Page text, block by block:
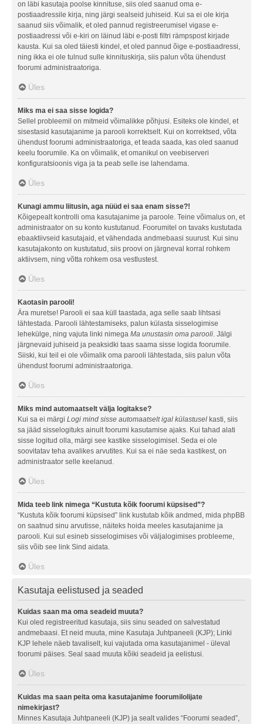
on läbi kasutaja poolse kinnituse, siis oled saanud oma e-
postiaadressile kirja, ning järgi sealseid juhiseid. Kui sa ei ole kirja
saanud siis võimalik, et oled pannud registreerumisel vigase e-
postiaadressi või e-kiri on läinud läbi e-posti filtri rämpspost kirjade
kausta. Kui sa oled täiesti kindel, et oled pannud õige e-postiaadressi,
ning ikka ei ole tulnud sulle kinnituskirja, siis palun võta ühendust
foorumi administraatoriga.
Üles
Miks ma ei saa sisse logida?
Sellel probleemil on mitmeid võimalikke põhjusi. Esiteks ole kindel, et
sisestasid kasutajanime ja parooli korrektselt. Kui on korrektsed, võta
ühendust foorumi administraatoriga, et teada saada, kas oled saanud
keelu foorumile. Ka on võimalik, et omanikul on veebiserveri
konfiguratsioonis viga ja ta peab selle ise lahendama.
Üles
Kunagi ammu liitusin, aga nüüd ei saa enam sisse?!
Kõigepealt kontrolli oma kasutajanime ja paroole. Teine võimalus on, et
administraator on su konto kustutanud. Foorumitel on tavaks kustutada
ebaaktiivseid kasutajaid, et vähendada andmebaasi suurust. Kui sinu
kasutajakonto on kustutatud, siis proovi on järgneval korral rohkem
aktiivsem, ning võtta rohkem osa vestlustest.
Üles
Kaotasin parooli!
Ära muretse! Parooli ei saa küll taastada, aga selle saab lihtsasi
lähtestada. Parooli lähtestamiseks, palun külasta sisselogimise
lehekülge, ning vajuta linki nimega Ma unustasin oma parooli. Jälgi
järgnevaid juhiseid ja peaksidki taas saama sisse logida foorumile.
Siiski, kui teil ei ole võimalik oma parooli lähtestada, siis palun võta
ühendust foorumi administraatoriga.
Üles
Miks mind automaatselt välja logitakse?
Kui sa ei märgi Logi mind sisse automaatselt igal külastusel kasti, siis
sa jääd sisselogituks ainult foorumi kasutamise ajaks. Kui tahad alati
sisse logitud olla, märgi see kastike sisselogimisel. Seda ei ole
soovitatav teha avalikes arvutites. Kui sa ei näe seda kastikest, on
administraator selle keelanud.
Üles
Mida teeb link nimega “Kustuta kõik foorumi küpsised”?
“Kustuta kõik foorumi küpsised” link kustutab kõik andmed, mida phpBB
on saatnud sinu arvutisse, näiteks hoida meeles kasutajanime ja
parooli. Kui sul esineb sisselogimises või väljalogimises probleeme,
siis võib see link Sind aidata.
Üles
Kasutaja eelistused ja seaded
Kuidas saan ma oma seadeid muuta?
Kui oled registreeritud kasutaja, siis sinu seaded on salvestatud
andmebaasi. Et neid muuta, mine Kasutaja Juhtpaneeli (KJP); Linki
KJP lehele näeb tavaliselt, kui vajutada oma kasutajanimel - üleval
foorumi päises. Seal saad muuta kõiki seadeid ja eelistusi.
Üles
Kuidas ma saan peita oma kasutajanime foorumilolijate
nimekirjast?
Minnes Kasutaja Juhtpaneeli (KJP) ja sealt valides “Foorumi seaded”,